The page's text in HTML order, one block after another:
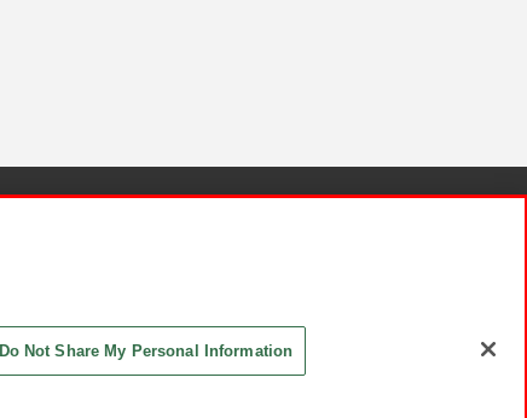
Do Not Share My Personal Information